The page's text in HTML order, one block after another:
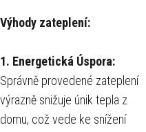
Výhody zateplení:
1. Energetická Úspora:
Správně provedené zateplení
výrazně snižuje únik tepla z
domu, což vede ke snížení